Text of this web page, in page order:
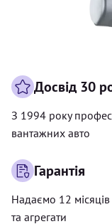
Досвід 30
З 1994 року
вантажних авто
Гарантія
Надаємо 12 місяців
та агрегати